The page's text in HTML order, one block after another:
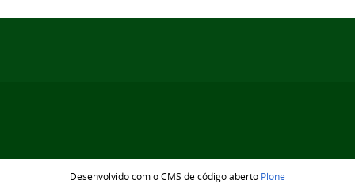
Desenvolvido com o CMS de código aberto Plone